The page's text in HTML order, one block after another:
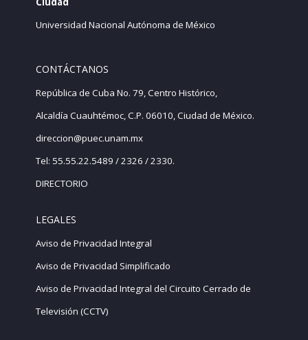
Universidad Nacional Autónoma de México
CONTÁCTANOS
República de Cuba No. 79, Centro Histórico,
Alcaldía Cuauhtémoc, C.P. 06010, Ciudad de México.
direccion@puec.unam.mx
Tel: 55.55.22.5489 / 2326 / 2330.
DIRECTORIO
LEGALES
Aviso de Privacidad Integral
Aviso de Privacidad Simplificado
Aviso de Privacidad Integral del Circuito Cerrado de
Televisión (CCTV)